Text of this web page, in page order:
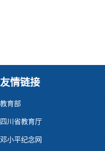
友情链接
教育部
四川省教育厅
邓小平纪念网